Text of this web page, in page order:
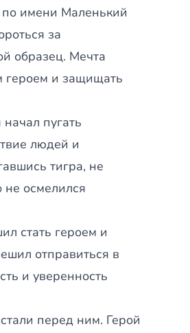
имени Маленький
за
образец. Мечта
героем и защищать
пугать
людей и
тигра, не
не осмелился
стать героем и
отправиться в
и уверенность
перед ним. Герой